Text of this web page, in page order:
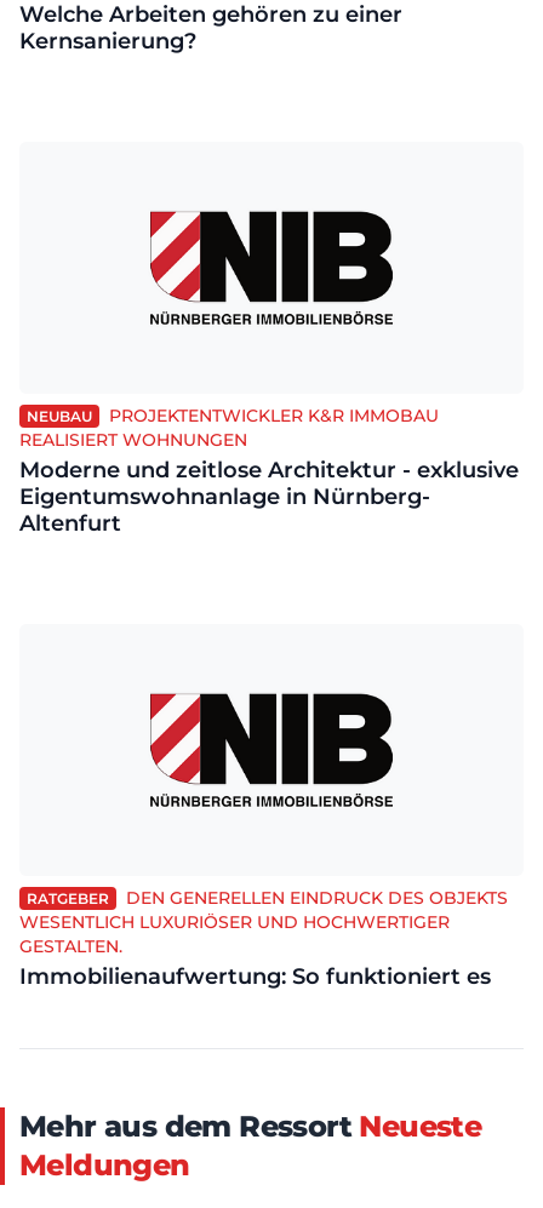
Welche Arbeiten gehören zu einer
Kernsanierung?
NEUBAU
PROJEKTENTWICKLER K&R IMMOBAU
REALISIERT WOHNUNGEN
Moderne und zeitlose Architektur - exklusive
Eigentumswohnanlage in Nürnberg-
Altenfurt
RATGEBER
DEN GENERELLEN EINDRUCK DES OBJEKTS
WESENTLICH LUXURIÖSER UND HOCHWERTIGER
GESTALTEN.
Immobilienaufwertung: So funktioniert es
Mehr aus dem Ressort Neueste
Meldungen